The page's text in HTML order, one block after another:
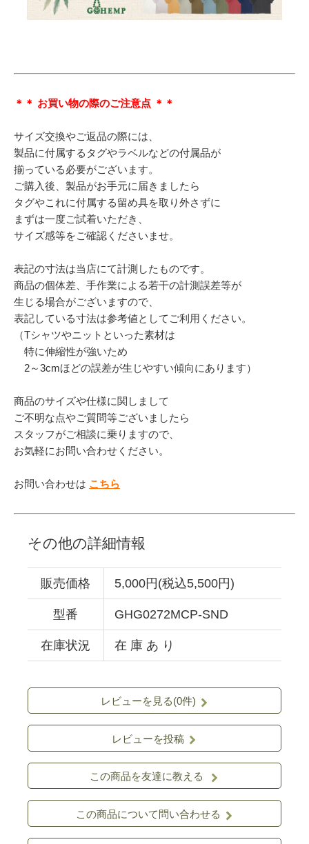
＊＊ お買い物の際のご注意点 ＊＊
サイズ交換やご返品の際には、
製品に付属するタグやラベルなどの付属品が
揃っている必要がございます。
ご購入後、製品がお手元に届きましたら
タグやこれに付属する留め具を取り外さずに
まずは一度ご試着いただき、
サイズ感等をご確認くださいませ。
表記の寸法は当店にて計測したものです。
商品の個体差、手作業による若干の計測誤差等が
生じる場合がございますので、
表記している寸法は参考値としてご利用ください。
（Tシャツやニットといった素材は
特に伸縮性が強いため
2～3cmほどの誤差が生じやすい傾向にあります）
商品のサイズや仕様に関しまして
ご不明な点やご質問等ございましたら
スタッフがご相談に乗りますので、
お気軽にお問い合わせください。
お問い合わせは こちら
その他の詳細情報
販売価格 5,000円(税込5,500円)
型番 GHG0272MCP-SND
在庫状況 在 庫 あ り
レビューを見る(0件)
レビューを投稿
この商品を友達に教える
この商品について問い合わせる